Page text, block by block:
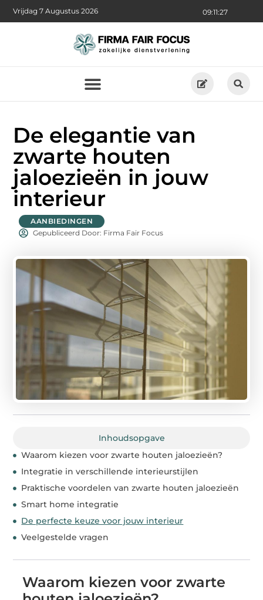
09:11:28
Vrijdag 7 Augustus 2026
De elegantie van
zwarte houten
jaloezieën in jouw
interieur
AANBIEDINGEN
Gepubliceerd Door: Firma Fair Focus
Inhoudsopgave
Waarom kiezen voor zwarte houten jaloezieën?
Integratie in verschillende interieurstijlen
Praktische voordelen van zwarte houten jaloezieën
Smart home integratie
De perfecte keuze voor jouw interieur
Veelgestelde vragen
Waarom kiezen voor zwarte